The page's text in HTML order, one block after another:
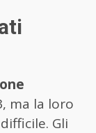
ma la loro
Gli